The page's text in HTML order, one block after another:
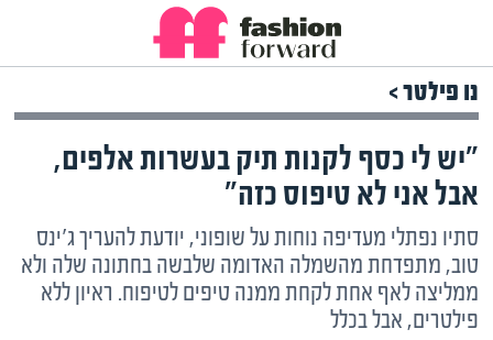
נו פילטר >
"יש לי כסף לקנות תיק בעשרות אלפים,
אבל אני לא טיפוס כזה"
סתיו נפתלי מעדיפה נוחות על שופוני, יודעת להעריך ג'ינס
טוב, מתפדחת מהשמלה האדומה שלבשה בחתונה שלה ולא
ממליצה לאף אחת לקחת ממנה טיפים לטיפוח. ראיון ללא
פילטרים, אבל בכלל